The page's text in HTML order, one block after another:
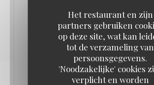
Het restaurant en zijn
partners gebruiken
op deze site, wat kan
tot de verzameling van
persoonsgegevens.
'Noodzakelijke' cookies
verplicht en worden
OP 24/02/2021 VAN 17H00 TOT 23H00
PRIVATISATIONS DE L'AUBERGE